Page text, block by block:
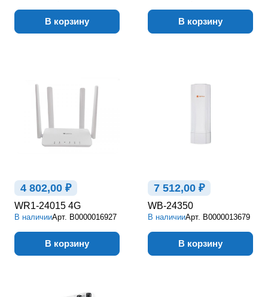
В корзину В корзину
4 802,00 ₽
WR1-24015 4G
В наличииАрт. В0000016927
В корзину
7 512,00 ₽
WB-24350
В наличииАрт. В0000013679
В корзину